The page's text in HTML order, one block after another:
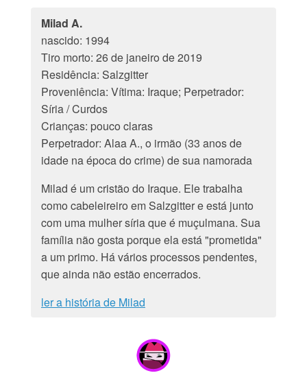
Milad A.
nascido: 1994
Tiro morto: 26 de janeiro de 2019
Residência: Salzgitter
Proveniência: Vítima: Iraque; Perpetrador:
Síria / Curdos
Crianças: pouco claras
Perpetrador: Alaa A., o irmão (33 anos de
idade na época do crime) de sua namorada
Milad é um cristão do Iraque. Ele trabalha
como cabeleireiro em Salzgitter e está junto
com uma mulher síria que é muçulmana. Sua
família não gosta porque ela está "prometida"
a um primo. Há vários processos pendentes,
que ainda não estão encerrados.
ler a história de Milad